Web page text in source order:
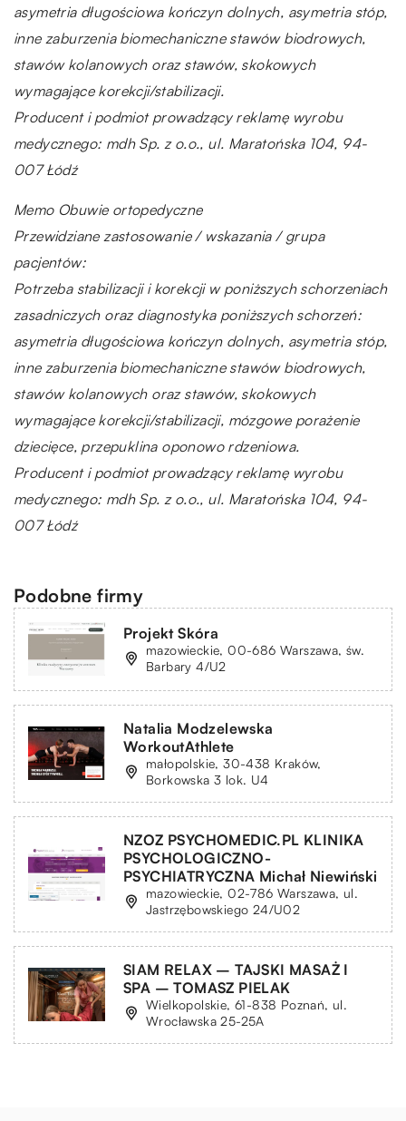
asymetria długościowa kończyn dolnych, asymetria stóp,
inne zaburzenia biomechaniczne stawów biodrowych,
stawów kolanowych oraz stawów, skokowych
wymagające korekcji/stabilizacji.
Producent i podmiot prowadzący reklamę wyrobu
medycznego: mdh Sp. z o.o., ul. Maratońska 104, 94-
007 Łódź
Memo Obuwie ortopedyczne
Przewidziane zastosowanie / wskazania / grupa
pacjentów:
Potrzeba stabilizacji i korekcji w poniższych schorzeniach
zasadniczych oraz diagnostyka poniższych schorzeń:
asymetria długościowa kończyn dolnych, asymetria stóp,
inne zaburzenia biomechaniczne stawów biodrowych,
stawów kolanowych oraz stawów, skokowych
wymagające korekcji/stabilizacji, mózgowe porażenie
dziecięce, przepuklina oponowo rdzeniowa.
Producent i podmiot prowadzący reklamę wyrobu
medycznego: mdh Sp. z o.o., ul. Maratońska 104, 94-
007 Łódź
Podobne firmy
Projekt Skóra
mazowieckie, 00-686 Warszawa, św.
Barbary 4/U2
Natalia Modzelewska
WorkoutAthlete
małopolskie, 30-438 Kraków,
Borkowska 3 lok. U4
NZOZ PSYCHOMEDIC.PL KLINIKA
PSYCHOLOGICZNO-
PSYCHIATRYCZNA Michał Niewiński
mazowieckie, 02-786 Warszawa, ul.
Jastrzębowskiego 24/U02
SIAM RELAX – TAJSKI MASAŻ I
SPA – TOMASZ PIELAK
Wielkopolskie, 61-838 Poznań, ul.
Wrocławska 25-25A